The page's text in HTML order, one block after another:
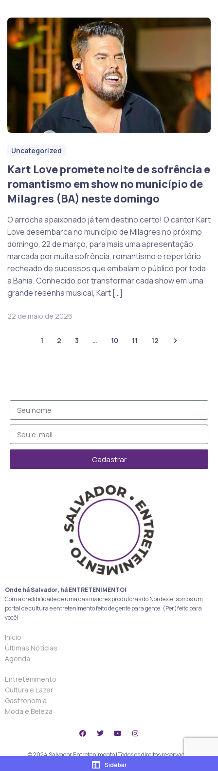
Uncategorized
Kart Love promete noite de sofrência e
romantismo em show no município de
Milagres (BA) neste domingo
O arrocha apaixonado já tem destino certo! O cantor Kart
Love desembarca no município de Milagres no próximo
domingo, 22 de março, para mais uma apresentação
marcada por muita sofrência, romantismo e repertório
recheado de sucessos que embalam o público por toda
a Bahia. Conhecido por transformar cada show em uma
grande resenha musical, Kart […]
22 de maio de 2026
1 2 3 … 10 11 12
Sidebar
Cadastrar
Onde há Salvador, há ENTRETENIMENTO!
Com a credibilidade de uma das maiores produtoras do Nordeste, somos um
portal de cultura e entretenimento feito de gente para gente. (Per)feito para
você!
Início
Últimas Notícias
Agenda
Entretenimento
Cultura e Lazer
Gastronomia
Moda e Beleza
© 2024 Salvador Entretenimento | Todos os direitos reservados